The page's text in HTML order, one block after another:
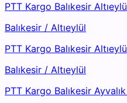
PTT Kargo Balıkesir
Balıkesir / Altıeylül
PTT Kargo Balıkesir
Balıkesir / Altıeylül
PTT Kargo Balıkesir